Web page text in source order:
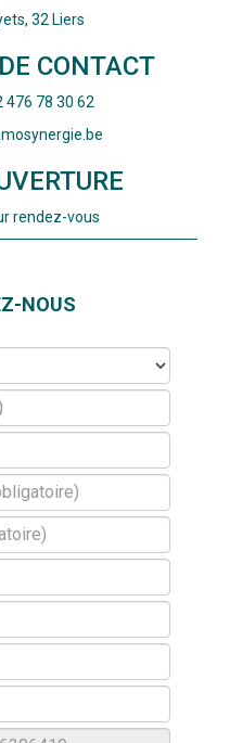
32 Liers
CONTACT
476 78 30 62
rendez-vous
NOUS